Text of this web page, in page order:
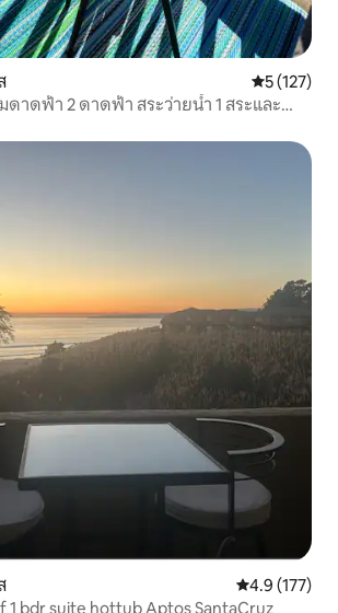
คะแนนเฉลี่
5 (127)
ดาดฟ้า 2 ดาดฟ้า สระว่ายน้ำ 1 สระและ
คะแนนเฉลี่ย
4.9 (177)
1 bdr suite hottub Aptos SantaCruz